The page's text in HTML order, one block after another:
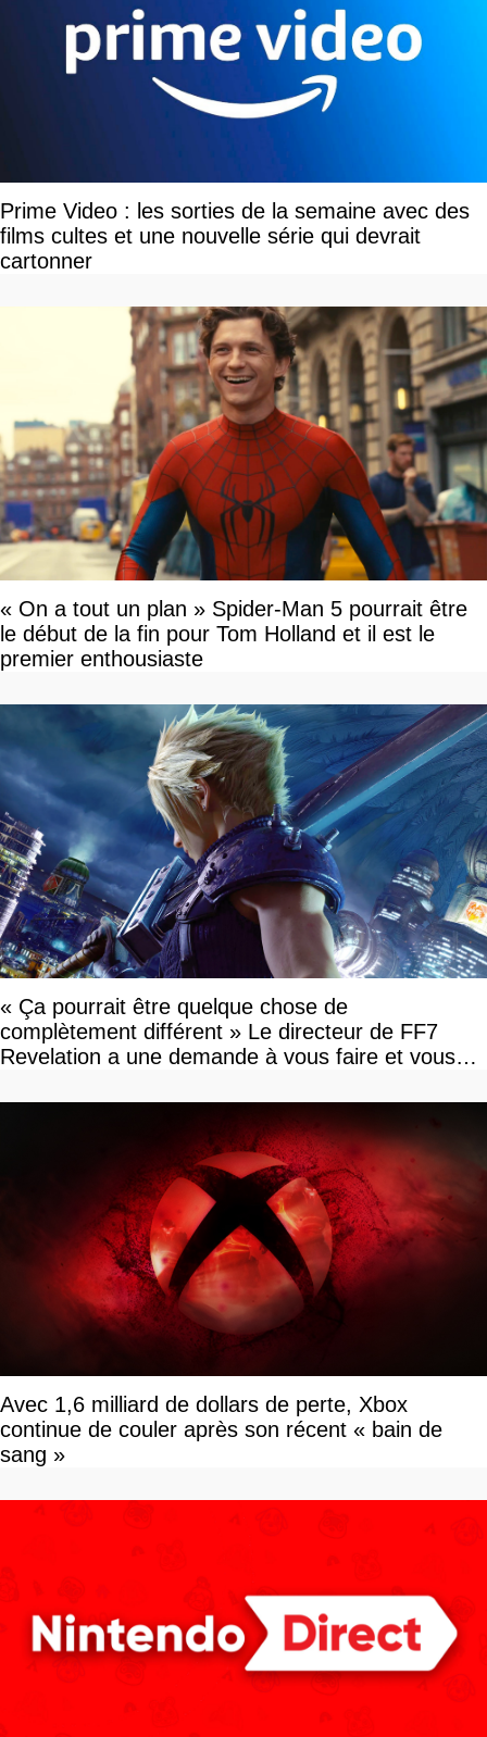
Prime Video : les sorties de la semaine avec des
films cultes et une nouvelle série qui devrait
cartonner
« On a tout un plan » Spider-Man 5 pourrait être
le début de la fin pour Tom Holland et il est le
premier enthousiaste
« Ça pourrait être quelque chose de
complètement différent » Le directeur de FF7
Revelation a une demande à vous faire et vous
Avec 1,6 milliard de dollars de perte, Xbox
continue de couler après son récent « bain de
sang »